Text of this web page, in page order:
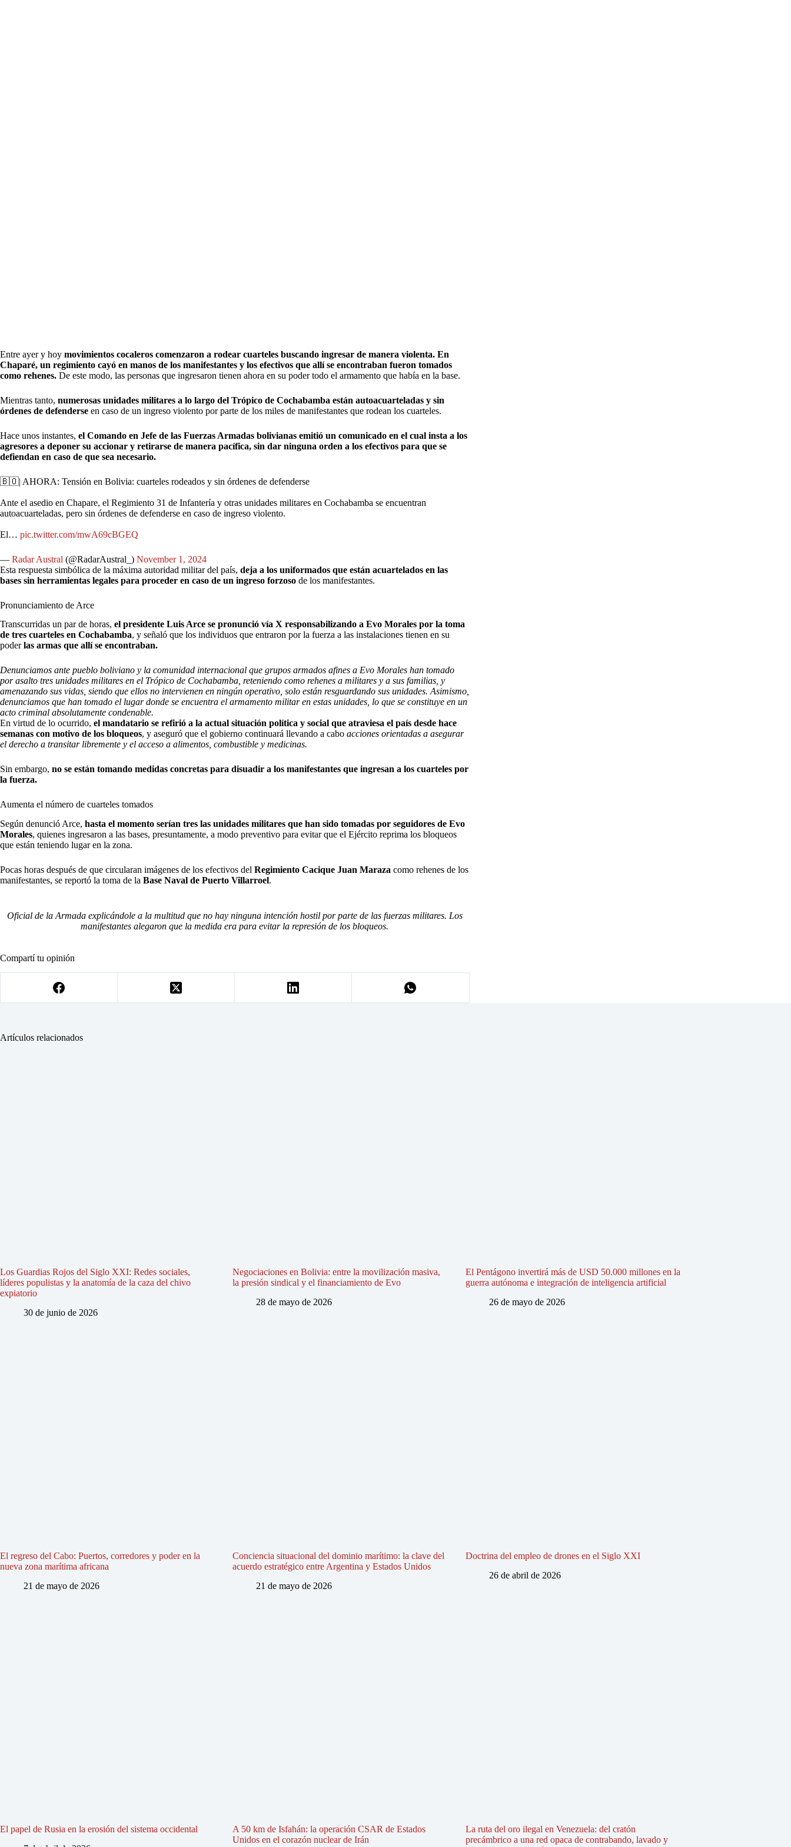
Entre ayer y hoy movimientos cocaleros comenzaron a rodear cuarteles buscando ingresar de manera violenta. En
Chaparé, un regimiento cayó en manos de los manifestantes y los efectivos que allí se encontraban fueron tomados
como rehenes. De este modo, las personas que ingresaron tienen ahora en su poder todo el armamento que había en la base.
Mientras tanto, numerosas unidades militares a lo largo del Trópico de Cochabamba están autoacuarteladas y sin
órdenes de defenderse en caso de un ingreso violento por parte de los miles de manifestantes que rodean los cuarteles.
Hace unos instantes, el Comando en Jefe de las Fuerzas Armadas bolivianas emitió un comunicado en el cual insta a los
agresores a deponer su accionar y retirarse de manera pacífica, sin dar ninguna orden a los efectivos para que se
defiendan en caso de que sea necesario.
🇧🇴| AHORA: Tensión en Bolivia: cuarteles rodeados y sin órdenes de defenderse
Ante el asedio en Chapare, el Regimiento 31 de Infantería y otras unidades militares en Cochabamba se encuentran
autoacuarteladas, pero sin órdenes de defenderse en caso de ingreso violento.
El… pic.twitter.com/mwA69cBGEQ
— Radar Austral (@RadarAustral_) November 1, 2024
Esta respuesta simbólica de la máxima autoridad militar del país, deja a los uniformados que están acuartelados en las
bases sin herramientas legales para proceder en caso de un ingreso forzoso de los manifestantes.
Pronunciamiento de Arce
Transcurridas un par de horas, el presidente Luis Arce se pronunció vía X responsabilizando a Evo Morales por la toma
de tres cuarteles en Cochabamba, y señaló que los individuos que entraron por la fuerza a las instalaciones tienen en su
poderlas armas que allí se encontraban.
Denunciamos ante pueblo boliviano y la comunidad internacional que grupos armados afines a Evo Morales han tomado
por asalto tres unidades militares en el Trópico de Cochabamba, reteniendo como rehenes a militares y a sus familias, y
amenazando sus vidas, siendo que ellos no intervienen en ningún operativo, solo están resguardando sus unidades. Asimismo,
denunciamos que han tomado el lugar donde se encuentra el armamento militar en estas unidades, lo que se constituye en un
acto criminal absolutamente condenable.
En virtud de lo ocurrido, el mandatario se refirió a la actual situación política y social que atraviesa el país desde hace
semanas con motivo de los bloqueos, y aseguró que el gobierno continuará llevando a cabo acciones orientadas a asegurar
el derecho a transitar libremente y el acceso a alimentos, combustible y medicinas.
Sin embargo, no se están tomando medidas concretas para disuadir a los manifestantes que ingresan a los cuarteles por
la fuerza.
Aumenta el número de cuarteles tomados
Según denunció Arce, hasta el momento serían tres las unidades militares que han sido tomadas por seguidores de Evo
Morales, quienes ingresaron a las bases, presuntamente, a modo preventivo para evitar que el Ejército reprima los bloqueos
que están teniendo lugar en la zona.
Pocas horas después de que circularan imágenes de los efectivos del Regimiento Cacique Juan Maraza como rehenes de los
manifestantes, se reportó la toma de la Base Naval de Puerto Villarroel.
Oficial de la Armada explicándole a la multitud que no hay ninguna intención hostil por parte de las fuerzas militares. Los
manifestantes alegaron que la medida era para evitar la represión de los bloqueos.
Compartí tu opinión
Artículos relacionados
Los Guardias Rojos del Siglo XXI: Redes sociales,
líderes populistas y la anatomía de la caza del chivo
expiatorio
30 de junio de 2026
Negociaciones en Bolivia: entre la movilización masiva,
la presión sindical y el financiamiento de Evo
28 de mayo de 2026
El Pentágono invertirá más de USD 50.000 millones en la
guerra autónoma e integración de inteligencia artificial
26 de mayo de 2026
El regreso del Cabo: Puertos, corredores y poder en la
nueva zona marítima africana
21 de mayo de 2026
Conciencia situacional del dominio marítimo: la clave del
acuerdo estratégico entre Argentina y Estados Unidos
21 de mayo de 2026
Doctrina del empleo de drones en el Siglo XXI
26 de abril de 2026
El papel de Rusia en la erosión del sistema occidental
A 50 km de Isfahán: la operación CSAR de Estados
Unidos en el corazón nuclear de Irán
La ruta del oro ilegal en Venezuela: del cratón
precámbrico a una red opaca de contrabando, lavado y